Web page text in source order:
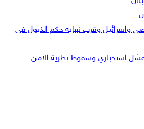
واسرائيل وقرب نهاية حكم الذيول في
استخباري وسقوط نظرية الأمن